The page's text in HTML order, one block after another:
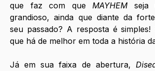
que faz com que MAYHEM seja
grandioso, ainda que diante da
seu passado? A resposta é
que há de melhor em toda a história
Já em sua faixa de abertura,